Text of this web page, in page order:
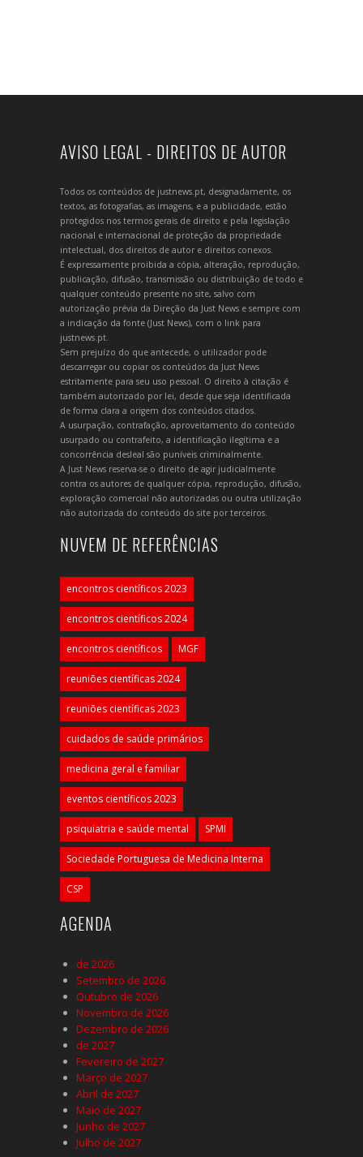
AVISO LEGAL - DIREITOS DE AUTOR
Todos os conteúdos de justnews.pt, designadamente, os
textos, as fotografias, as imagens, e a publicidade, estão
protegidos nos termos gerais de direito e pela legislação
nacional e internacional de proteção da propriedade
intelectual, dos direitos de autor e direitos conexos.
É expressamente proibida a cópia, alteração, reprodução,
publicação, difusão, transmissão ou distribuição de todo e
qualquer conteúdo presente no site, salvo com
autorização prévia da Direção da Just News e sempre com
a indicação da fonte (Just News), com o link para
justnews.pt.
Sem prejuízo do que antecede, o utilizador pode
descarregar ou copiar os conteúdos da Just News
estritamente para seu uso pessoal. O direito à citação é
também autorizado por lei, desde que seja identificada
de forma clara a origem dos conteúdos citados.
A usurpação, contrafação, aproveitamento do conteúdo
usurpado ou contrafeito, a identificação ilegítima e a
concorrência desleal são puníveis criminalmente.
A Just News reserva-se o direito de agir judicialmente
contra os autores de qualquer cópia, reprodução, difusão,
exploração comercial não autorizadas ou outra utilização
não autorizada do conteúdo do site por terceiros.
NUVEM DE REFERÊNCIAS
encontros científicos 2023
encontros científicos 2024
encontros científicos MGF
reuniões científicas 2024
reuniões científicas 2023
cuidados de saúde primários
medicina geral e familiar
eventos científicos 2023
psiquiatria e saúde mental SPMI
Sociedade Portuguesa de Medicina Interna
CSP
AGENDA
de 2026
Setembro de 2026
Outubro de 2026
Novembro de 2026
Dezembro de 2026
de 2027
Fevereiro de 2027
Março de 2027
Abril de 2027
Maio de 2027
Junho de 2027
Julho de 2027